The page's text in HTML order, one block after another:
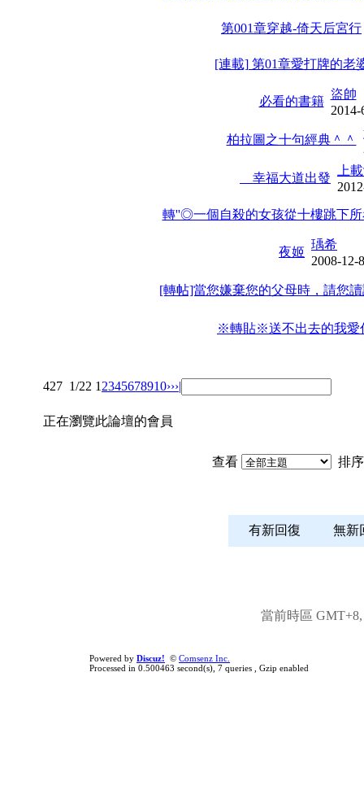
第001章穿越-倚天后宮行
[連載] 第01章愛打牌的老
必看的書籍
盜帥
2014-
柏拉圖之十句經典＾＾
幸福大道出發
上
轉''◎一個自殺的女孩從十樓跳下
夜姬
瑀希
2008-12-8
[轉帖]當您嫌棄您的父母時，請您
※轉貼※送不出去的我愛
427 1/22 1 2345678910›››|
正在瀏覽此論壇的會員
查看 排
有新回復 無
當前時區 GMT+8,
Powered by Discuz! © Comsenz Inc.
Processed in 0.500463 second(s), 7 queries , Gzip enabled